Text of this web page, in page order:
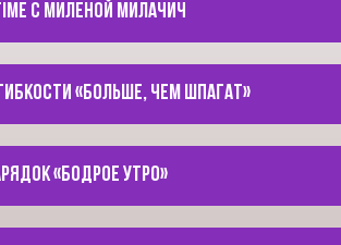
«Больше, чем шпагат»
«Бодрое утро»
с Миленой Милачич